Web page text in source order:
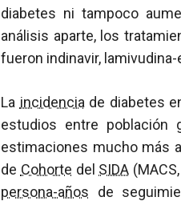
diabetes ni tampoco
análisis aparte, los
fueron indinavir,
La incidencia de diabetes
estudios entre población
estimaciones mucho más
de Cohorte del SIDA
persona-años de